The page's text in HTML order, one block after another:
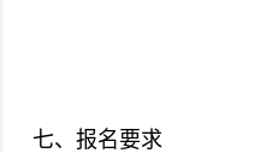
七、报名要求